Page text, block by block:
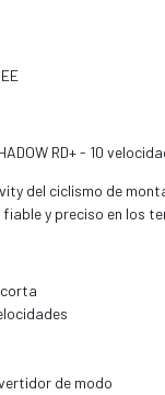
RD+ - 10
del ciclismo de
y preciso en los
corta
de modo